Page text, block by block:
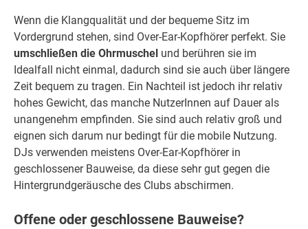
Wenn die Klangqualität und der bequeme Sitz im
Vordergrund stehen, sind Over-Ear-Kopfhörer perfekt. Sie
umschließen die Ohrmuschel und berühren sie im
Idealfall nicht einmal, dadurch sind sie auch über längere
Zeit bequem zu tragen. Ein Nachteil ist jedoch ihr relativ
hohes Gewicht, das manche NutzerInnen auf Dauer als
unangenehm empfinden. Sie sind auch relativ groß und
eignen sich darum nur bedingt für die mobile Nutzung.
DJs verwenden meistens Over-Ear-Kopfhörer in
geschlossener Bauweise, da diese sehr gut gegen die
Hintergrundgeräusche des Clubs abschirmen.
Offene oder geschlossene Bauweise?